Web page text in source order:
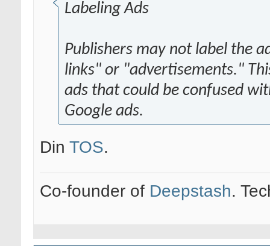
Labeling Ads
Publishers may not label the
links" or "advertisements."
ads that could be confused
Google ads.
Din TOS.
Co-founder of Deepstash.